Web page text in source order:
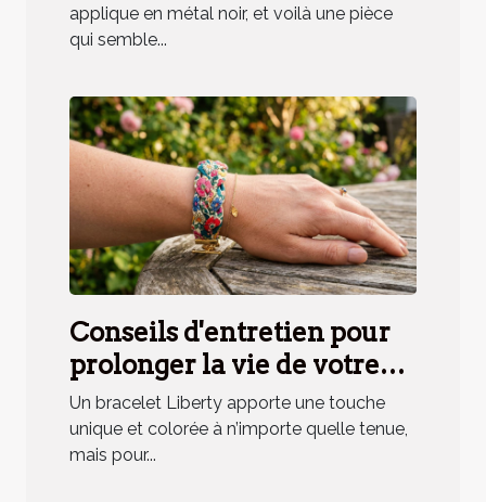
applique en métal noir, et voilà une pièce
qui semble...
Conseils d'entretien pour
prolonger la vie de votre
bracelet Liberty
Un bracelet Liberty apporte une touche
unique et colorée à n’importe quelle tenue,
mais pour...